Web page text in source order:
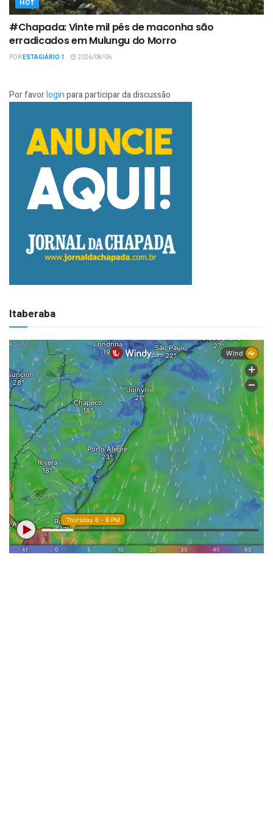
HOT
#Chapada: Vinte mil pés de maconha são
erradicados em Mulungu do Morro
PORESTAGIÁRIO 1 2026/08/06
Por favorloginpara participar da discussão
Itaberaba